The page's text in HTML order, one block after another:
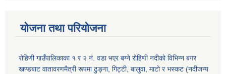
योजना तथा परियोजना
रोहिणी गाउँपालिकाका १ र २ नं. वडा भएर बग्ने रोहिणी नदीको विभिन्न बगर
खण्डबाट वातावरणमैत्री रूपमा ढुङ्गा, गिट्टी, बालुवा, माटो र भस्कट (नदीजन्य